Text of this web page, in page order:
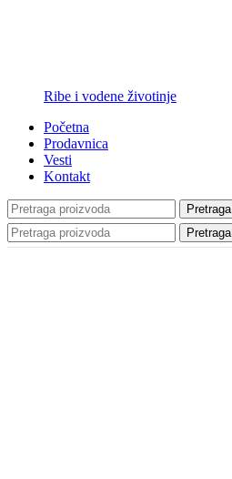
Ribe i vodene životinje
Početna
Prodavnica
Vesti
Kontakt
Pretraga
Pretraga